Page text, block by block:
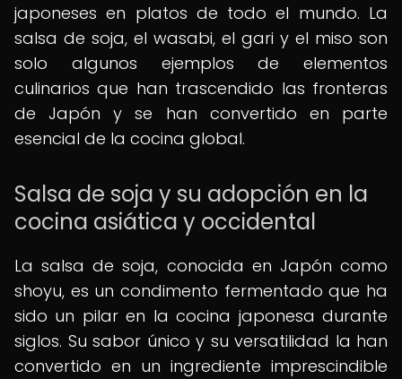
japoneses en platos de todo el mundo. La
salsa de soja, el wasabi, el gari y el miso son
solo algunos ejemplos de elementos
culinarios que han trascendido las fronteras
de Japón y se han convertido en parte
esencial de la cocina global.
Salsa de soja y su adopción en la
cocina asiática y occidental
La salsa de soja, conocida en Japón como
shoyu, es un condimento fermentado que ha
sido un pilar en la cocina japonesa durante
siglos. Su sabor único y su versatilidad la han
convertido en un ingrediente imprescindible